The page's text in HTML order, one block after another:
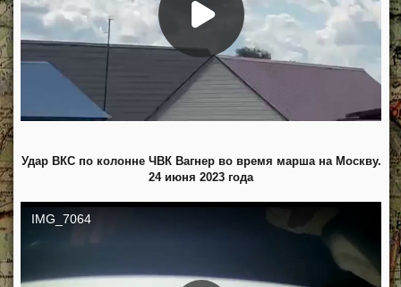
Удар ВКС по колонне ЧВК Вагнер во время марша на Москву.
24 июня 2023 года